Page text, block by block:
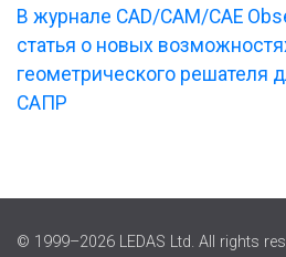
В журнале CAD/CAM/CAE
статья о новых
геометрического решателя
САПР
© 1999–2026 LEDAS Ltd. All rights